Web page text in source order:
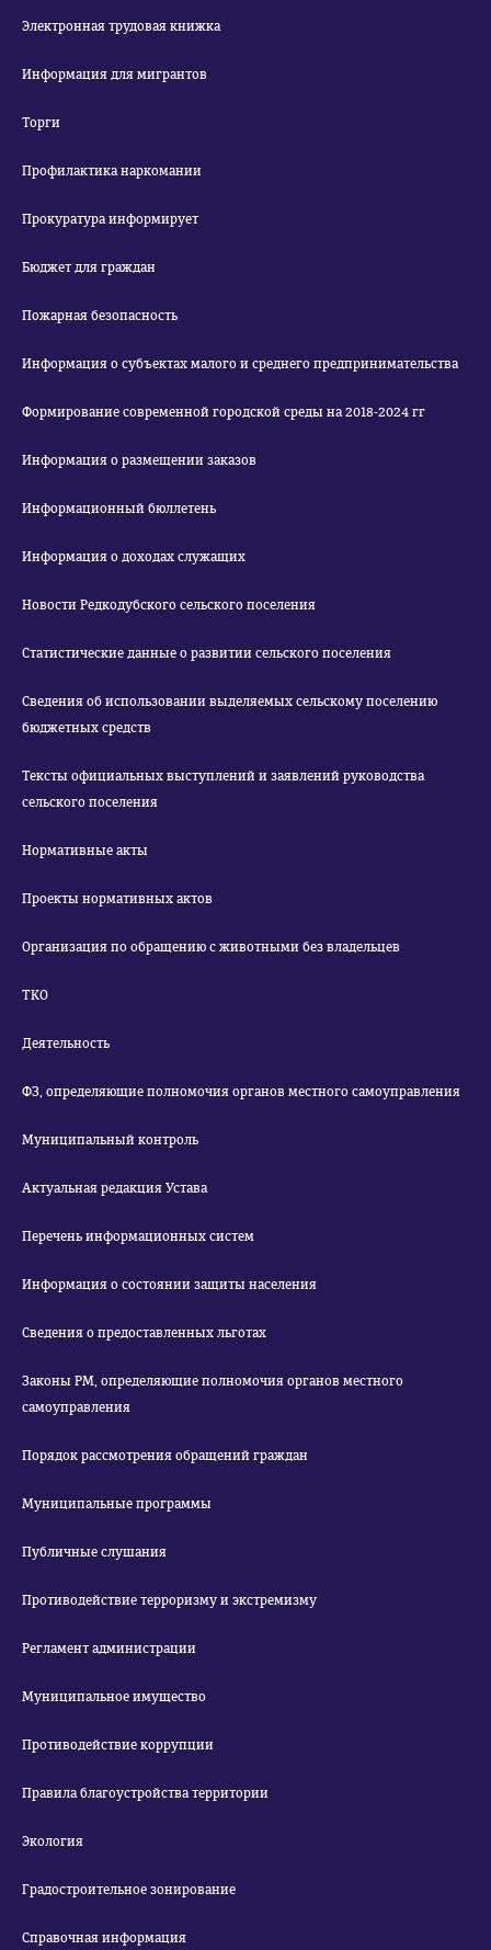
Электронная трудовая книжка
Информация для мигрантов
Торги
Профилактика наркомании
Прокуратура информирует
Бюджет для граждан
Пожарная безопасность
Информация о субъектах малого и среднего предпринимательства
Формирование современной городской среды на 2018-2024 гг
Информация о размещении заказов
Информационный бюллетень
Информация о доходах служащих
Новости Редкодубского сельского поселения
Статистические данные о развитии сельского поселения
Сведения об использовании выделяемых сельскому поселению
бюджетных средств
Тексты официальных выступлений и заявлений руководства
сельского поселения
Нормативные акты
Проекты нормативных актов
Организация по обращению с животными без владельцев
ТКО
Деятельность
ФЗ, определяющие полномочия органов местного самоуправления
Муниципальный контроль
Актуальная редакция Устава
Перечень информационных систем
Информация о состоянии защиты населения
Сведения о предоставленных льготах
Законы РМ, определяющие полномочия органов местного
самоуправления
Порядок рассмотрения обращений граждан
Муниципальные программы
Публичные слушания
Противодействие терроризму и экстремизму
Регламент администрации
Муниципальное имущество
Противодействие коррупции
Правила благоустройства территории
Экология
Градостроительное зонирование
Справочная информация